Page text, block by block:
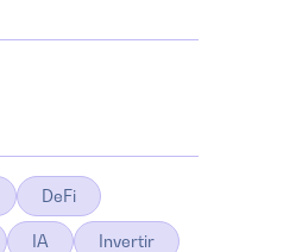
DeFi
IA Invertir